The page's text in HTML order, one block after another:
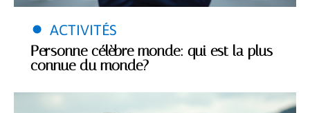
ACTIVITÉS
Personne célèbre monde: qui est la plus
connue du monde?